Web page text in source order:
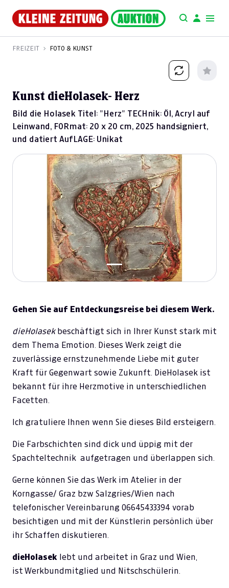
FREIZEIT FOTO & KUNST
Kunst dieHolasek- Herz
Bild die Holasek Titel: "Herz" TECHnik: Öl, Acryl auf
Leinwand, FORmat: 20 x 20 cm, 2025 handsigniert,
und datiert AufLAGE: Unikat
Gehen Sie auf Entdeckungsreise bei diesem Werk.
dieHolasekbeschäftigt sich in Ihrer Kunst stark mit
dem Thema Emotion. Dieses Werk zeigt die
zuverlässige ernstzunehmende Liebe mit guter
Kraft für Gegenwart sowie Zukunft. DieHolasek ist
bekannt für ihre Herzmotive in unterschiedlichen
Facetten.
Ich gratuliere Ihnen wenn Sie dieses Bild ersteigern.
Die Farbschichten sind dick und üppig mit der
Spachteltechnik aufgetragen und überlappen sich.
Gerne können Sie das Werk im Atelier in der
Korngasse/ Graz bzw Salzgries/Wien nach
telefonischer Vereinbarung 06645433394 vorab
besichtigen und mit der Künstlerin persönlich über
ihr Schaffen diskutieren.
dieHolasek
lebt und arbeitet in Graz und Wien,
ist Werkbundmitglied und Nitschschülerin.